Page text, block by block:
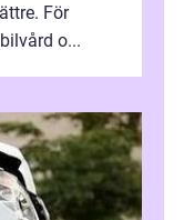
För
o...